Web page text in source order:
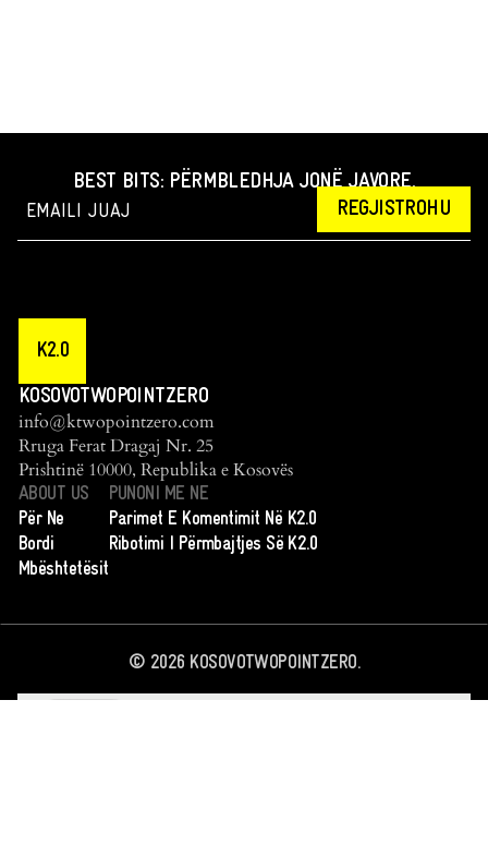
BEST BITS: PËRMBLEDHJA JONË JAVORE.
REGJISTROHU
K2.0
KOSOVOTWOPOINTZERO
info@ktwopointzero.com
Rruga Ferat Dragaj Nr. 25
Prishtinë 10000, Republika e Kosovës
ABOUT US
Për Ne
Bordi
Mbështetësit
PUNONI ME NE
Parimet E Komentimit Në K2.0
Ribotimi I Përmbajtjes Së K2.0
© 2026KOSOVOTWOPOINTZERO.